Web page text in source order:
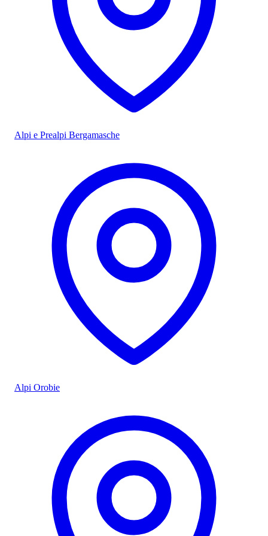
Alpi e Prealpi Bergamasche
Alpi Orobie